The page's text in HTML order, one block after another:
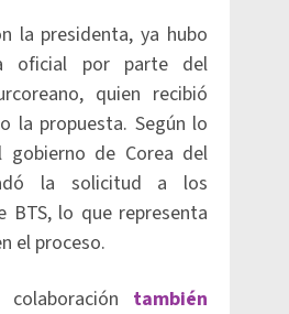
la presidenta, ya hubo
oficial por parte del
quien recibió
la propuesta. Según lo
gobierno de Corea del
la solicitud a los
BTS, lo que representa
el proceso.
también